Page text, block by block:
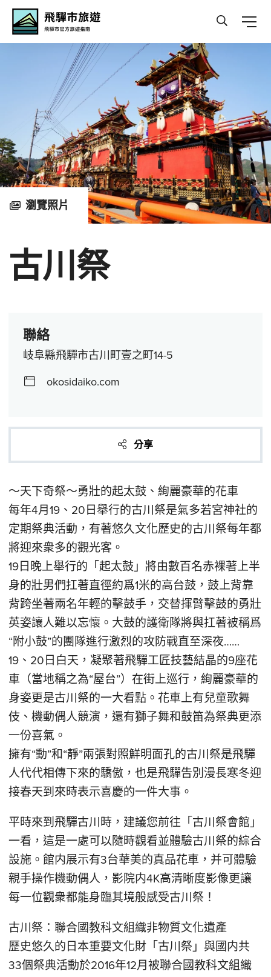
瀏覽照片
古川祭
聯絡
岐阜縣飛驒市古川町壹之町14-5
okosidaiko.com
分享
～天下奇祭～勇壯的起太鼓、絢麗豪華的花車
每年4月19、20日舉行的古川祭是氣多若宮神社的
定期祭典活動，有著悠久文化歷史的古川祭每年都
將迎來衆多的觀光客。
19日晚上舉行的「起太鼓」將由數百名赤裸著上半
身的壯男們扛著直徑約爲1米的高台鼓，鼓上背靠
背跨坐著兩名年輕的擊鼓手，交替揮臂擊鼓的勇壯
英姿讓人難以忘懷。大鼓的護衛隊將與扛著被稱爲
“附小鼓”的團隊進行激烈的攻防戰直至深夜……
19、20日白天，凝聚著飛驒工匠技藝結晶的9座花
車（當地稱之為“屋台”）在街上巡行，絢麗豪華的
身姿更是古川祭的一大看點。花車上有兒童歌舞
伎、機動偶人競演，還有獅子舞和鼓笛為祭典更添
一份喜氣。
擁有“動”和“靜”兩張對照鮮明面孔的古川祭是飛驒
人代代相傳下來的驕傲，也是飛驒告別漫長寒冬迎
接春天到來時表示喜慶的一件大事。
平時來到飛驒古川時，建議您前往「古川祭會館」
一看，這是一處可以隨時觀看並體驗古川祭的綜合
設施。館内展示有3台華美的真品花車，并可體驗
親手操作機動偶人，影院内4K高清晰度影像更讓
每一位觀衆都能身臨其境般感受古川祭！
古川祭：聯合國教科文組織非物質文化遺產
歷史悠久的日本重要文化財「古川祭」與國内共
33個祭典活動於2016年12月被聯合國教科文組織